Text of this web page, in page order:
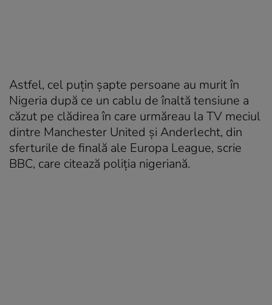
Astfel, cel puţin şapte persoane au murit în
Nigeria după ce un cablu de înaltă tensiune a
căzut pe clădirea în care urmăreau la TV meciul
dintre Manchester United şi Anderlecht, din
sferturile de finală ale Europa League, scrie
BBC, care citează poliţia nigeriană.